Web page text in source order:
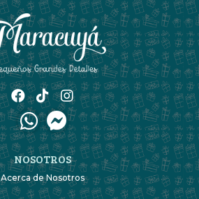
NOSOTROS
Acerca de Nosotros